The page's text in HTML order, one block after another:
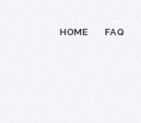
HOME FAQ